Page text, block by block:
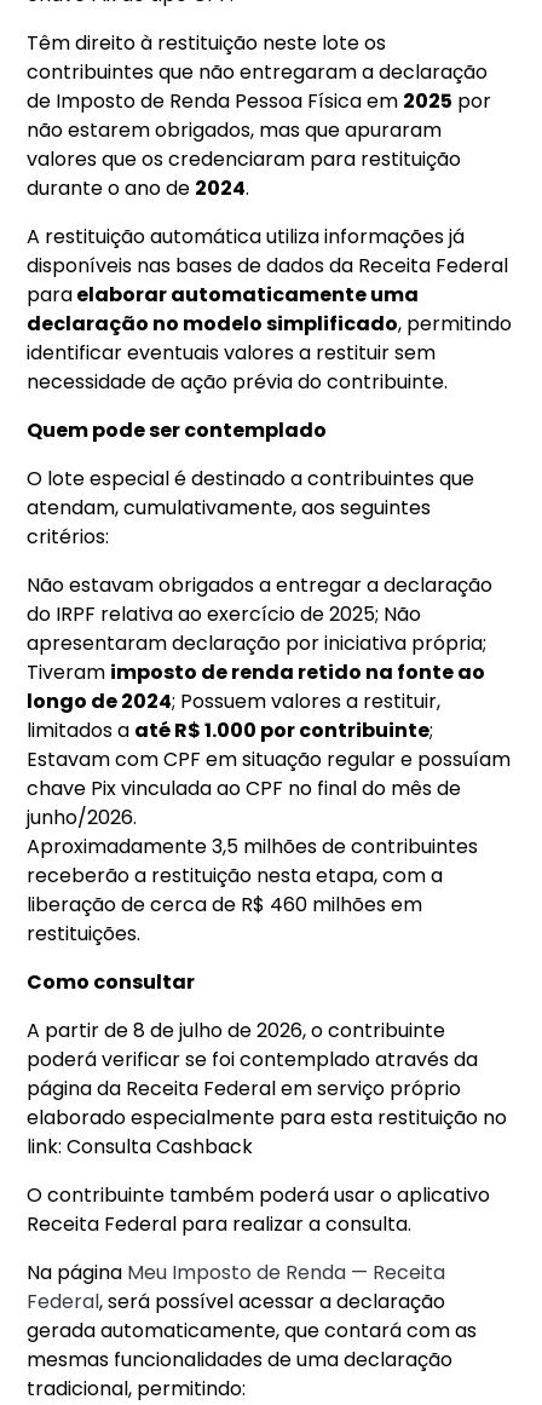
Têm direito à restituição neste lote os
contribuintes que não entregaram a declaração
de Imposto de Renda Pessoa Física em 2025 por
não estarem obrigados, mas que apuraram
valores que os credenciaram para restituição
durante o ano de 2024.
A restituição automática utiliza informações já
disponíveis nas bases de dados da Receita Federal
paraelaborar automaticamente uma
declaração no modelo simplificado, permitindo
identificar eventuais valores a restituir sem
necessidade de ação prévia do contribuinte.
Quem pode ser contemplado
O lote especial é destinado a contribuintes que
atendam, cumulativamente, aos seguintes
critérios:
Não estavam obrigados a entregar a declaração
do IRPF relativa ao exercício de 2025; Não
apresentaram declaração por iniciativa própria;
Tiveram imposto de renda retido na fonte ao
longo de 2024; Possuem valores a restituir,
limitados a até R$ 1.000 por contribuinte;
Estavam com CPF em situação regular e possuíam
chave Pix vinculada ao CPF no final do mês de
junho/2026.
Aproximadamente 3,5 milhões de contribuintes
receberão a restituição nesta etapa, com a
liberação de cerca de R$ 460 milhões em
restituições.
Como consultar
A partir de 8 de julho de 2026, o contribuinte
poderá verificar se foi contemplado através da
página da Receita Federal em serviço próprio
elaborado especialmente para esta restituição no
link: Consulta Cashback
O contribuinte também poderá usar o aplicativo
Receita Federal para realizar a consulta.
Na página Meu Imposto de Renda — Receita
Federal, será possível acessar a declaração
gerada automaticamente, que contará com as
mesmas funcionalidades de uma declaração
tradicional, permitindo: